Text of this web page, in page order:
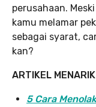
perusahaan.
kamu melamar
sebagai syarat,
kan?
ARTIKEL
5 Cara